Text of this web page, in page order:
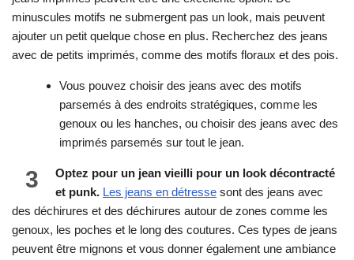
minuscules motifs ne submergent pas un look, mais peuvent
ajouter un petit quelque chose en plus. Recherchez des jeans
avec de petits imprimés, comme des motifs floraux et des pois.
Vous pouvez choisir des jeans avec des motifs
parsemés à des endroits stratégiques, comme les
genoux ou les hanches, ou choisir des jeans avec des
imprimés parsemés sur tout le jean.
3
Optez pour un jean vieilli pour un look décontracté
et punk. Les jeans en détresse sont des jeans avec
des déchirures et des déchirures autour de zones comme les
genoux, les poches et le long des coutures. Ces types de jeans
peuvent être mignons et vous donner également une ambiance